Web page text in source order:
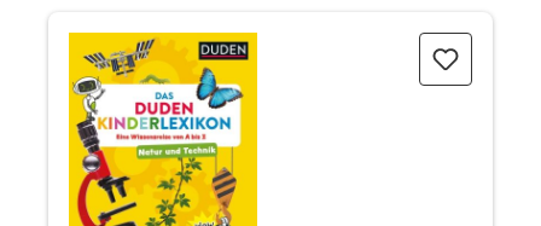
Natur und Technik - Das Duden Kinderlexikon